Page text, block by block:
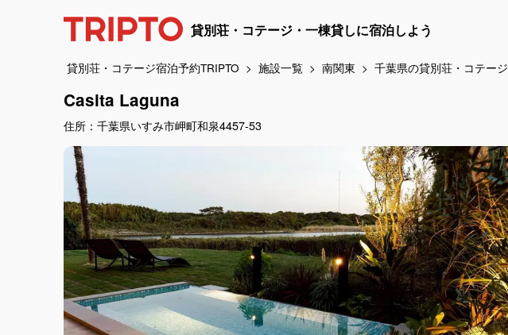
貸別荘・コテージ・一棟貸しに宿泊しよう
貸別荘・コテージ宿泊予約TRIPTO 施設一覧 南関東 千葉県の貸別荘・コテージ
Casita Laguna
住所：千葉県いすみ市岬町和泉4457-53